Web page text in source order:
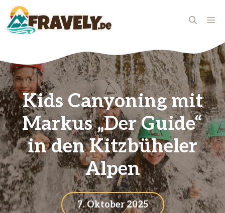
Zum
Inhalt
springen
Kids Canyoning mit
Markus „Der Guide“
in den Kitzbüheler
Alpen
7. Oktober 2025